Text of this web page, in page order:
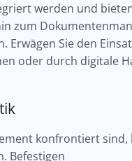
werden und
zum
Sie den
oder durch digitale
konfrontiert sind,
Befestigen